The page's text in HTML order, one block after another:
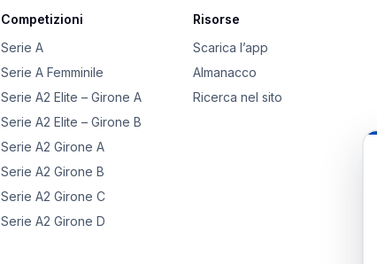
Competizioni
Serie A
Serie A Femminile
Serie A2 Elite – Girone A
Serie A2 Elite – Girone B
Serie A2 Girone A
Serie A2 Girone B
Serie A2 Girone C
Serie A2 Girone D
Risorse
Scarica l’app
Almanacco
Ricerca nel sito